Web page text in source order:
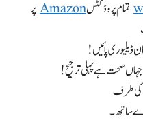
تمام پروڈکٹسAmazonپر
ڈیلیوری پائیں!
صحت ہے پہلی ترجیح!
کی طرف
ساتھ۔